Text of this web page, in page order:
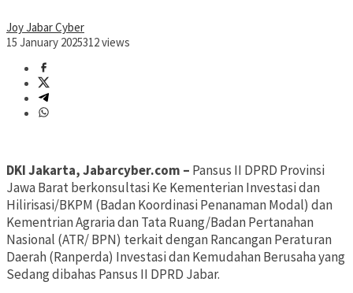
Joy Jabar Cyber
15 January 2025312 views
DKI Jakarta, Jabarcyber.com – Pansus II DPRD Provinsi
Jawa Barat berkonsultasi Ke Kementerian Investasi dan
Hilirisasi/BKPM (Badan Koordinasi Penanaman Modal) dan
Kementrian Agraria dan Tata Ruang/Badan Pertanahan
Nasional (ATR/ BPN) terkait dengan Rancangan Peraturan
Daerah (Ranperda) Investasi dan Kemudahan Berusaha yang
Sedang dibahas Pansus II DPRD Jabar.